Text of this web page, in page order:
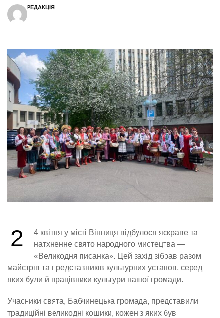
РЕДАКЦІЯ
2
4 квітня у місті Вінниця відбулося яскраве та
натхненне свято народного мистецтва —
«Великодня писанка». Цей захід зібрав разом
майстрів та представників культурних установ, серед
яких були й працівники культури нашої громади.
Учасники свята, Бабчинецька громада, представили
традиційні великодні кошики, кожен з яких був